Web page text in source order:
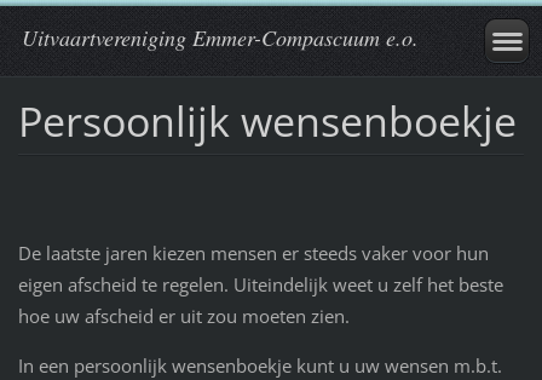
Uitvaartvereniging Emmer-Compascuum e.o.
Persoonlijk wensenboekje
De laatste jaren kiezen mensen er steeds vaker voor hun
eigen afscheid te regelen. Uiteindelijk weet u zelf het beste
hoe uw afscheid er uit zou moeten zien.
In een persoonlijk wensenboekje kunt u uw wensen m.b.t.